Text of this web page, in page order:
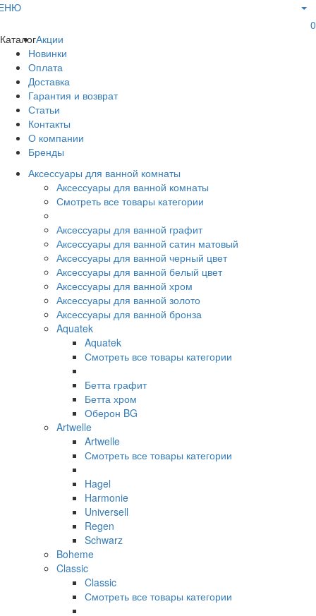
0
КаталогАкции
Новинки
Оплата
Доставка
Гарантия и возврат
Статьи
Контакты
О компании
Бренды
Аксессуары для ванной комнаты
Аксессуары для ванной комнаты
Смотреть все товары категории
Аксессуары для ванной графит
Аксессуары для ванной сатин матовый
Аксессуары для ванной черный цвет
Аксессуары для ванной белый цвет
Аксессуары для ванной хром
Аксессуары для ванной золото
Аксессуары для ванной бронза
Aquatek
Aquatek
Смотреть все товары категории
Бетта графит
Бетта хром
Оберон BG
Artwelle
Artwelle
Смотреть все товары категории
Hagel
Harmonie
Universell
Regen
Schwarz
Boheme
Classic
Classic
Смотреть все товары категории